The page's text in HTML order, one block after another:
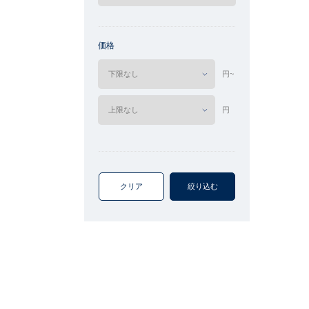
価格
円~
円
クリア 絞り込む